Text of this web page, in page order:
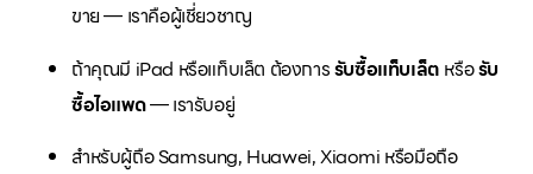
ขาย — เราคือผู้เชี่ยวชาญ
ถ้าคุณมี iPad หรือแท็บเล็ต ต้องการรับซื้อแท็บเล็ต หรือรับ
ซื้อไอแพด— เรารับอยู่
สำหรับผู้ถือ Samsung, Huawei, Xiaomi หรือมือถือ